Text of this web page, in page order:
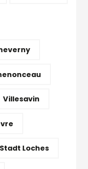
Villesavin
Loches